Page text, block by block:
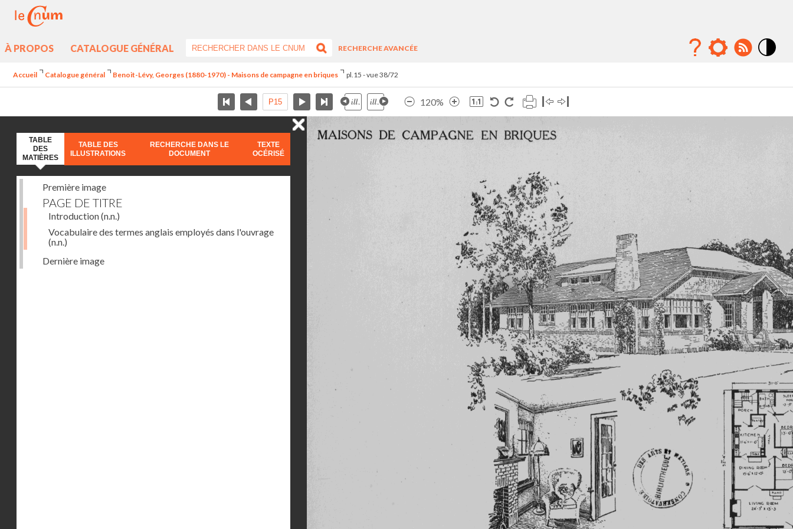
À PROPOS CATALOGUE GÉNÉRAL
RECHERCHE AVANCÉE
Accueil Catalogue général Benoit-Lévy, Georges (1880-1970) - Maisons de campagne en briques pl.15 - vue 38/72
120%
TABLE
DES
MATIÈRES
TABLE DES
ILLUSTRATIONS
RECHERCHE DANS LE
DOCUMENT
TEXTE
OCÉRISÉ
Première image
PAGE DE TITRE
Introduction(n.n.)
Vocabulaire des termes anglais employés dans l'ouvrage
(n.n.)
Dernière image